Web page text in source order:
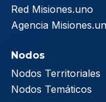
Red Misiones.uno
Agencia
Nodos
Nodos Territoriales
Nodos Temáticos